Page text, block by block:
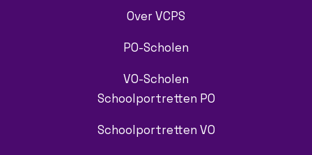
Over VCPS
PO-Scholen
VO-Scholen
Schoolportretten PO
Schoolportretten VO